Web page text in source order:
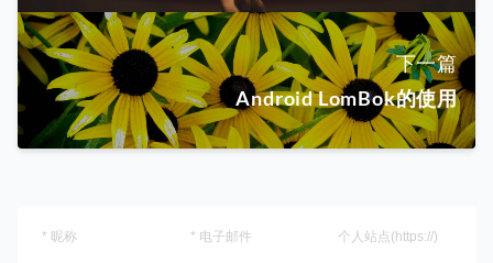
下一篇
Android LomBok的使用